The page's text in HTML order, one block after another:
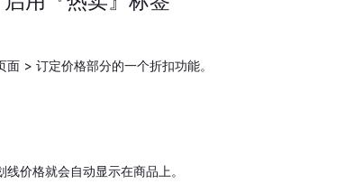
面 > 订定价格部分的一个折扣功能。
价格就会自动显示在商品上。